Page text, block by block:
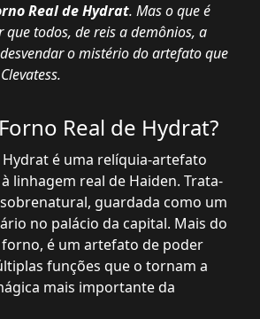
Real de Hydrat. Mas o que é
que todos, de reis a demônios, a
o mistério do artefato que
Clevatess.
Real de Hydrat?
Hydrat é uma relíquia-artefato
linhagem real de Haiden. Trata-
guardada como um
no palácio da capital. Mais do
é um artefato de poder
funções que o tornam a
mais importante da